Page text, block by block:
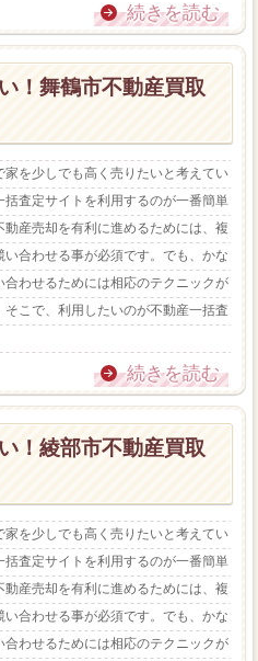
続きを読む
！舞鶴市不動産買取
を少しでも高く売りたいと考えてい
査定サイトを利用するのが一番簡単
産売却を有利に進めるためには、複
合わせる事が必須です。でも、かな
わせるためには相応のテクニックが
こで、利用したいのが不動産一括査
続きを読む
！綾部市不動産買取
を少しでも高く売りたいと考えてい
査定サイトを利用するのが一番簡単
産売却を有利に進めるためには、複
合わせる事が必須です。でも、かな
わせるためには相応のテクニックが